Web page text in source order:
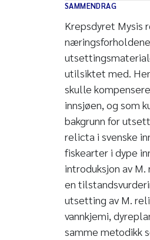
SAMMENDRAG
Krepsdyret Mysis
næringsforholdene
utilsiktet med.
skulle
innsjøen, og som
bakgrunn for
relicta i svenske
fiskearter i dype
introduksjon av
en
utsetting av M.
vannkjemi,
samme metodikk